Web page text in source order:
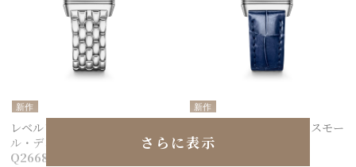
新作
レベルソ・クラシック・スモー
ル・デュエット
Q2668143
新作
レベルソ・クラシック・スモー
ル・デュエット
さらに表示